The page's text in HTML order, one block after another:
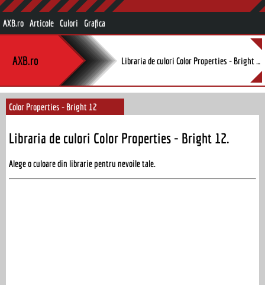
AXB.ro Articole Culori Grafica
AXB.ro
Color Properties - Bright 12
Libraria de culori Color Properties - Bright 12.
Alege o culoare din librarie pentru nevoile tale.